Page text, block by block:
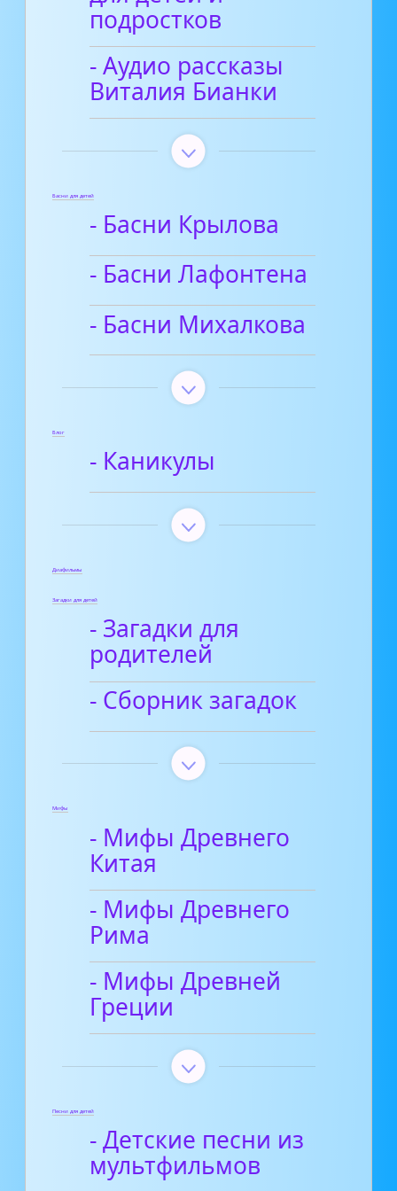
подростков
- Аудио рассказы
Виталия Бианки
Басни для детей
- Басни Крылова
- Басни Лафонтена
- Басни Михалкова
Блог
- Каникулы
Диафильмы
Загадки для детей
- Загадки для
родителей
- Сборник загадок
Мифы
- Мифы Древнего
Китая
- Мифы Древнего
Рима
- Мифы Древней
Греции
Песни для детей
- Детские песни из
мультфильмов